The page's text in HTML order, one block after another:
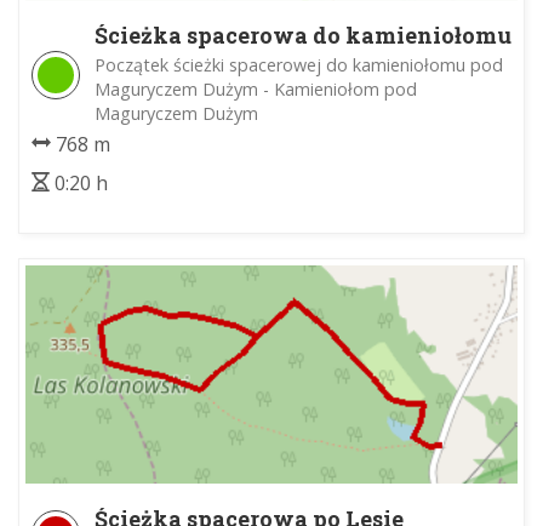
Ścieżka spacerowa do kamieniołomu
pod Maguryczem Dużym
Początek ścieżki spacerowej do kamieniołomu pod
Maguryczem Dużym - Kamieniołom pod
Maguryczem Dużym
768 m
0:20 h
Ścieżka spacerowa po Lesie